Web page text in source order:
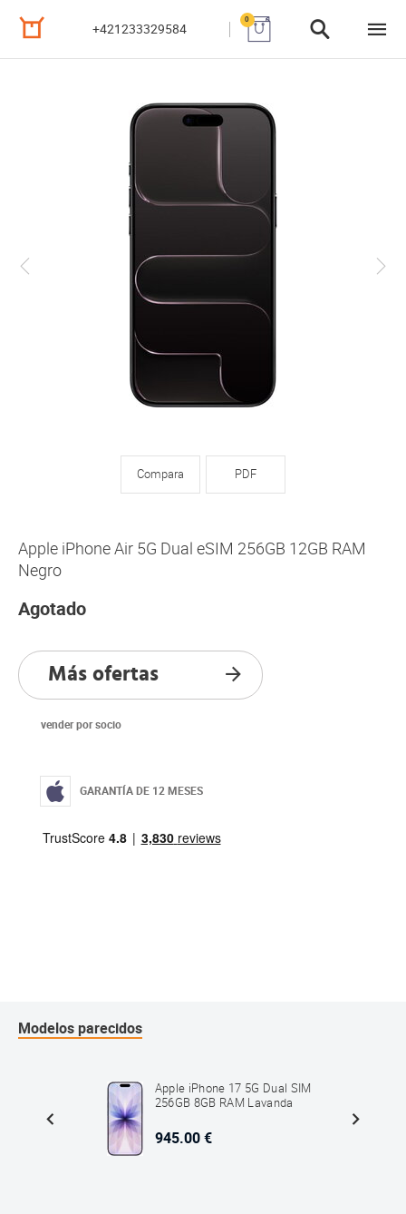
+421233329584
0
Compara PDF
Apple iPhone Air 5G Dual eSIM 256GB 12GB RAM
Negro
Agotado
Más ofertas
vender por socio
GARANTÍA DE 12 MESES
Modelos parecidos
Apple iPhone 17 5G Dual SIM
256GB 8GB RAM Lavanda
945.00 €